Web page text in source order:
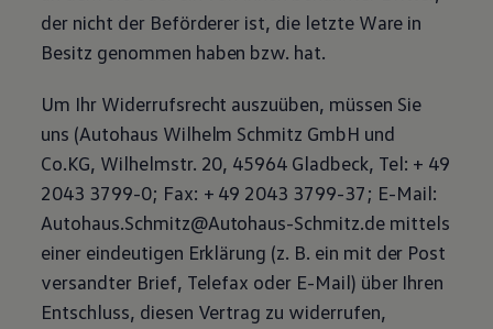
der nicht der Beförderer ist, die letzte Ware in
Besitz genommen haben bzw. hat.
Um Ihr Widerrufsrecht auszuüben, müssen Sie
uns (Autohaus Wilhelm Schmitz GmbH und
Co.KG, Wilhelmstr. 20, 45964 Gladbeck, Tel: + 49
2043 3799-0; Fax: + 49 2043 3799-37; E-Mail:
Autohaus.Schmitz@Autohaus-Schmitz.de mittels
einer eindeutigen Erklärung (z. B. ein mit der Post
versandter Brief, Telefax oder E-Mail) über Ihren
Entschluss, diesen Vertrag zu widerrufen,